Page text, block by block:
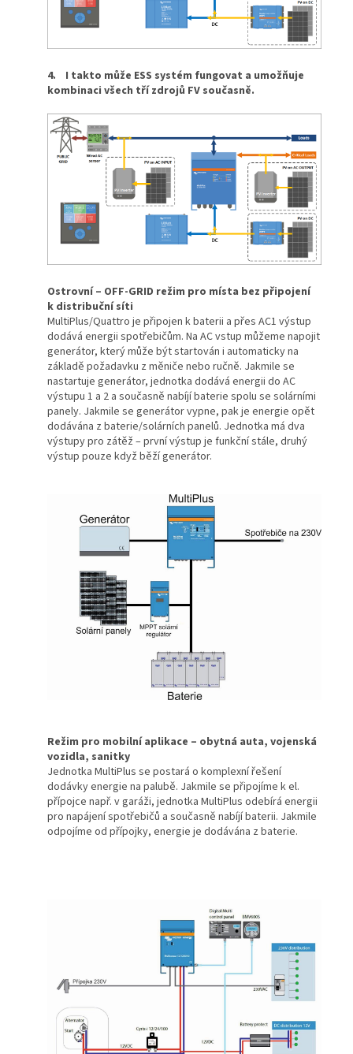
4. I takto může ESS systém fungovat a umožňuje
kombinaci všech tří zdrojů FV současně.
Ostrovní – OFF-GRID režim pro místa bez připojení
k distribuční síti
MultiPlus/Quattro je připojen k baterii a přes AC1 výstup
dodává energii spotřebičům. Na AC vstup můžeme napojit
generátor, který může být startován i automaticky na
základě požadavku z měniče nebo ručně. Jakmile se
nastartuje generátor, jednotka dodává energii do AC
výstupu 1 a 2 a současně nabíjí baterie spolu se solárními
panely. Jakmile se generátor vypne, pak je energie opět
dodávána z baterie/solárních panelů. Jednotka má dva
výstupy pro zátěž – první výstup je funkční stále, druhý
výstup pouze když běží generátor.
Režim pro mobilní aplikace – obytná auta, vojenská
vozidla, sanitky
Jednotka MultiPlus se postará o komplexní řešení
dodávky energie na palubě. Jakmile se připojíme k el.
přípojce např. v garáži, jednotka MultiPlus odebírá energii
pro napájení spotřebičů a současně nabíjí baterii. Jakmile
odpojíme od přípojky, energie je dodávána z baterie.